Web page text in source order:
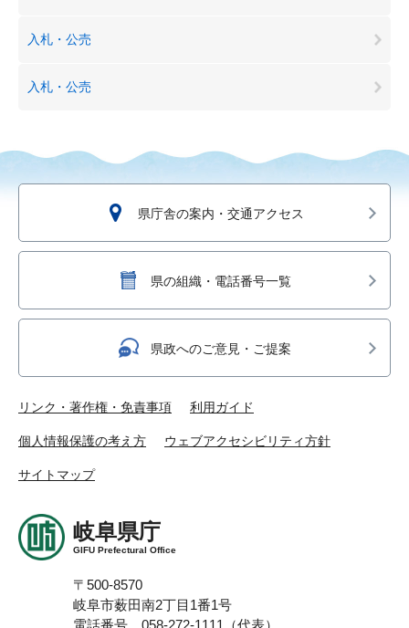
入札・公売
入札・公売
県庁舎の案内・交通アクセス
県の組織・電話番号一覧
県政へのご意見・ご提案
リンク・著作権・免責事項 利用ガイド
個人情報保護の考え方 ウェブアクセシビリティ方針
サイトマップ
岐阜県庁
GIFU Prefectural Office
〒500-8570
岐阜市薮田南2丁目1番1号
電話番号 058-272-1111（代表）